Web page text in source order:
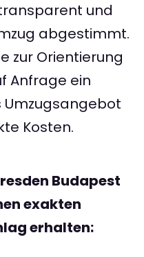
und
abgestimmt.
zur Orientierung
Anfrage ein
Kosten.
Budapest
exakten
erhalten: